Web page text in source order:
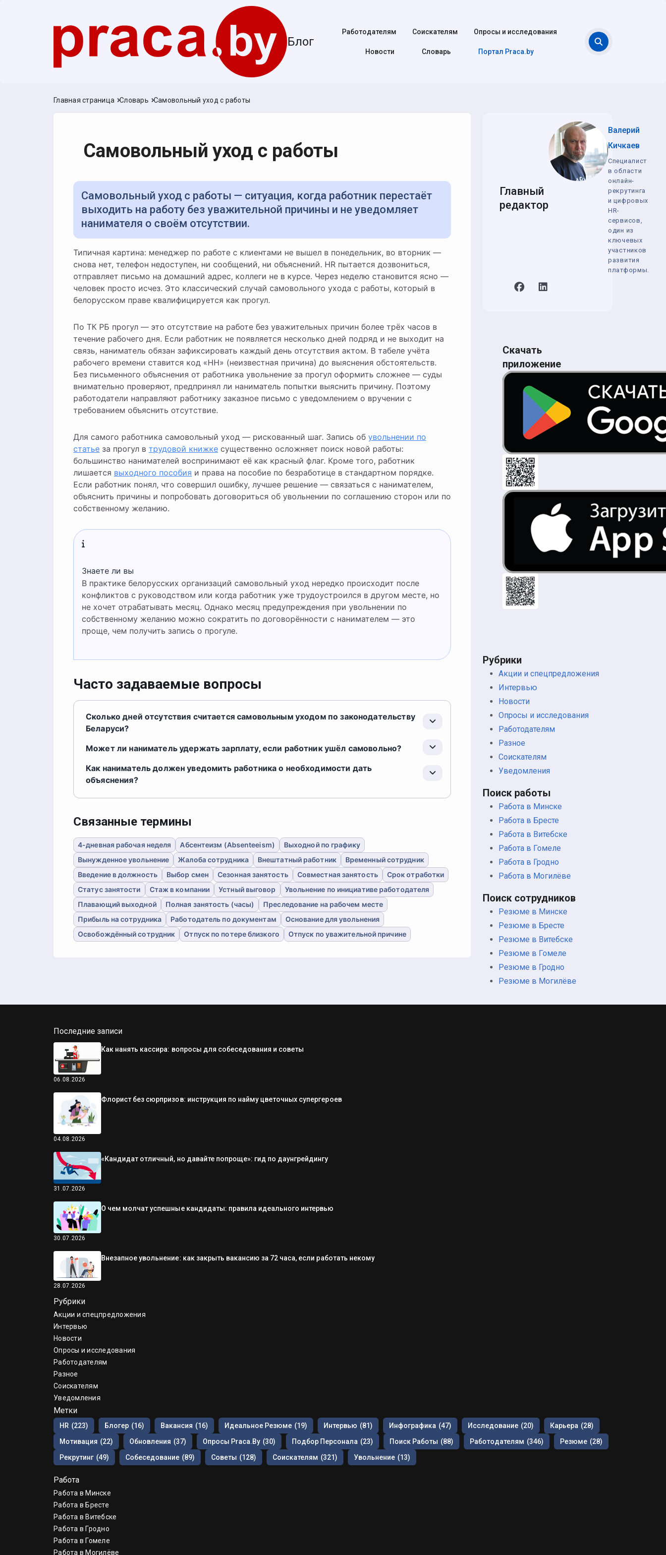
Блог
Работодателям Соискателям Опросы и исследования
Новости Cловарь Портал Praca.by
Главная страница Словарь Самовольный уход с работы
Самовольный уход с работы
Самовольный уход с работы — ситуация, когда работник перестаёт
выходить на работу без уважительной причины и не уведомляет
нанимателя о своём отсутствии.
Типичная картина: менеджер по работе с клиентами не вышел в понедельник, во вторник —
снова нет, телефон недоступен, ни сообщений, ни объяснений. HR пытается дозвониться,
отправляет письмо на домашний адрес, коллеги не в курсе. Через неделю становится ясно —
человек просто исчез. Это классический случай самовольного ухода с работы, который в
белорусском праве квалифицируется как прогул.
По ТК РБ прогул — это отсутствие на работе без уважительных причин более трёх часов в
течение рабочего дня. Если работник не появляется несколько дней подряд и не выходит на
связь, наниматель обязан зафиксировать каждый день отсутствия актом. В табеле учёта
рабочего времени ставится код «НН» (неизвестная причина) до выяснения обстоятельств.
Без письменного объяснения от работника увольнение за прогул оформить сложнее — суды
внимательно проверяют, предпринял ли наниматель попытки выяснить причину. Поэтому
работодатели направляют работнику заказное письмо с уведомлением о вручении с
требованием объяснить отсутствие.
Для самого работника самовольный уход — рискованный шаг. Запись об увольнении по
статье за прогул в трудовой книжке существенно осложняет поиск новой работы:
большинство нанимателей воспринимают её как красный флаг. Кроме того, работник
лишается выходного пособия и права на пособие по безработице в стандартном порядке.
Если работник понял, что совершил ошибку, лучшее решение — связаться с нанимателем,
объяснить причины и попробовать договориться об увольнении по соглашению сторон или по
собственному желанию.
Знаете ли вы
В практике белорусских организаций самовольный уход нередко происходит после
конфликтов с руководством или когда работник уже трудоустроился в другом месте, но
не хочет отрабатывать месяц. Однако месяц предупреждения при увольнении по
собственному желанию можно сократить по договорённости с нанимателем — это
проще, чем получить запись о прогуле.
Часто задаваемые вопросы
Сколько дней отсутствия считается самовольным уходом по законодательству
Беларуси?
Может ли наниматель удержать зарплату, если работник ушёл самовольно?
Как наниматель должен уведомить работника о необходимости дать
объяснения?
Связанные термины
4-дневная рабочая неделя Абсентеизм (Absenteeism)
Выходной по графику
Вынужденное увольнение
Жалоба сотрудника Внештатный работник
Временный сотрудник
Введение в должность
Выбор смен Сезонная занятость Совместная занятость
Срок отработки
Статус занятости
Стаж в компании Устный выговор
Увольнение по инициативе работодателя
Плавающий выходной
Полная занятость (часы)
Преследование на рабочем месте
Прибыль на сотрудника
Работодатель по документам
Основание для увольнения
Освобождённый сотрудник
Отпуск по потере близкого Отпуск по уважительной причине
Главный
редактор
Валерий
Кичкаев
Специалист
в области
онлайн-
рекрутинга
и цифровых
HR-
сервисов,
один из
ключевых
участников
развития
платформы.
Скачать
приложение
Рубрики
Акции и спецпредложения
Интервью
Новости
Опросы и исследования
Работодателям
Разное
Соискателям
Уведомления
Поиск работы
Работа в Минске
Работа в Бресте
Работа в Витебске
Работа в Гомеле
Работа в Гродно
Работа в Могилёве
Поиск сотрудников
Резюме в Минске
Резюме в Бресте
Резюме в Витебске
Резюме в Гомеле
Резюме в Гродно
Резюме в Могилёве
Последние записи
06.08.2026
Как нанять кассира: вопросы для собеседования и советы
04.08.2026
Флорист без сюрпризов: инструкция по найму цветочных супергероев
31.07.2026
«Кандидат отличный, но давайте попроще»: гид по даунгрейдингу
30.07.2026
О чем молчат успешные кандидаты: правила идеального интервью
28.07.2026
Внезапное увольнение: как закрыть вакансию за 72 часа, если работать некому
Рубрики
Акции и спецпредложения
Интервью
Новости
Опросы и исследования
Работодателям
Разное
Соискателям
Уведомления
Метки
HR (223) Блогер (16) Вакансия (16) Идеальное Резюме (19) Интервью (81) Инфографика (47) Исследование (20) Карьера (28)
Мотивация (22) Обновления (37) Опросы Praca.by (30) Подбор Персонала (23) Поиск Работы (88) Работодателям (346) Резюме (28)
Рекрутинг (49) Собеседование (89) Советы (128) Соискателям (321) Увольнение (13)
Работа
Работа в Минске
Работа в Бресте
Работа в Витебске
Работа в Гродно
Работа в Гомеле
Работа в Могилёве